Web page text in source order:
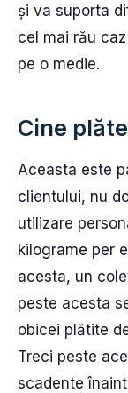
și va suporta
cel mai rău
pe o medie.
Cine
Aceasta este
clientului, nu
utilizare
kilograme per
acesta, un
peste acesta
obicei plătite
Treci peste
scadente